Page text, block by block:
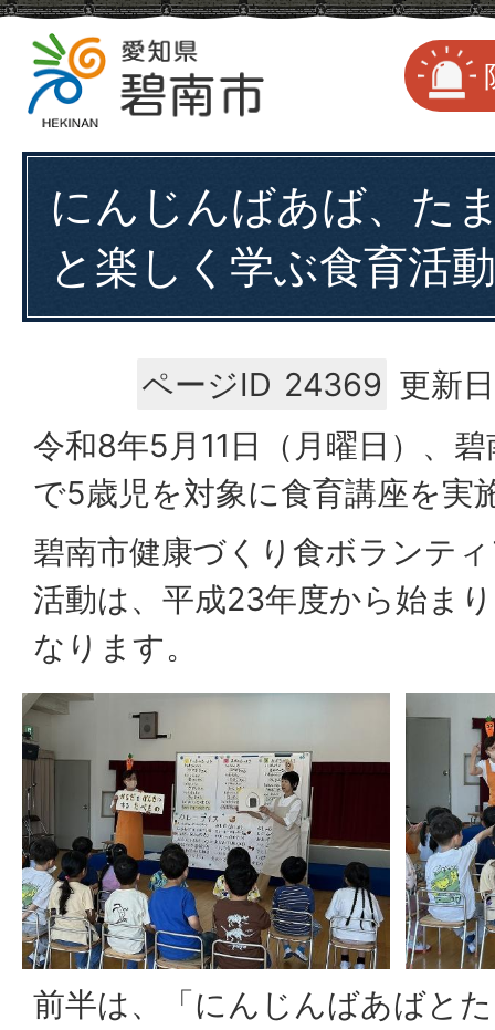
にんじんばあば、た
と楽しく学ぶ食育活動
ページID 24369 更新
令和8年5月11日（月曜日）、
で5歳児を対象に食育講座を実
碧南市健康づくり食ボランテ
活動は、平成23年度から始ま
なります。
前半は、「にんじんばあばと